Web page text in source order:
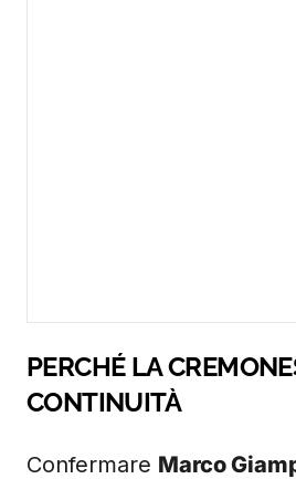
PERCHÉ LA
CONTINUITÀ
Confermare Marco